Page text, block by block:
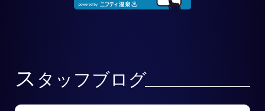
ス タッフブログ